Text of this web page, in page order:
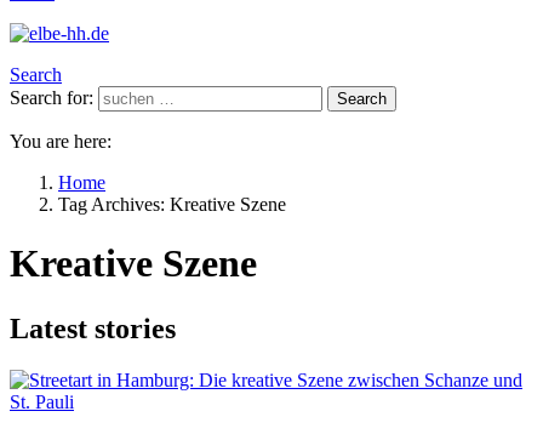
Search
Search for:
Search
You are here:
Home
Tag Archives: Kreative Szene
Kreative Szene
Latest stories